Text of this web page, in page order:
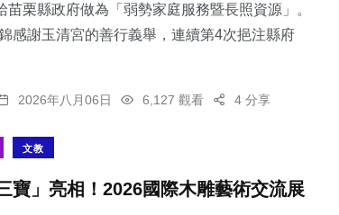
苗栗縣政府做為「弱勢家庭服務暨長照資源」。
感謝玉清宮的善行義舉，連續第4次挹注縣府
2026年八月06日 6,127 觀看 4 分享
文教
寶」亮相！2026國際木雕藝術交流展